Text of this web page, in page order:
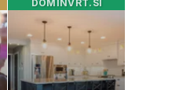
nastanejo zaradi
slanine, temveč
zaradi živila, ki
ga imamo vsi
radi
DOMINVRT.SI